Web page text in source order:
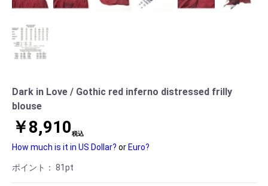
Dark in Love / Gothic red inferno distressed frilly
blouse
￥8,910税込
How much is it in US Dollar? orEuro?
ポイント： 81pt